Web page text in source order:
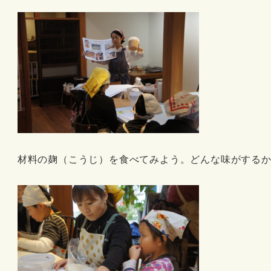
材料の麹（こうじ）を食べてみよう。どんな味がする